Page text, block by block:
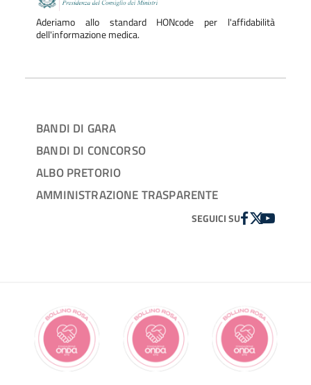
Aderiamo allo standard HONcode per l'affidabilità
dell'informazione medica.
BANDI DI GARA
BANDI DI CONCORSO
ALBO PRETORIO
AMMINISTRAZIONE TRASPARENTE
SEGUICI SUFACEBOOK
TWITTER
YOUTUBE